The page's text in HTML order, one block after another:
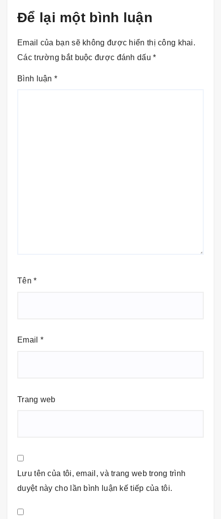
Để lại một bình luận
Email của bạn sẽ không được hiển thị công khai.
Các trường bắt buộc được đánh dấu*
Bình luận *
Tên*
Email *
Trang web
Lưu tên của tôi, email, và trang web trong trình
duyệt này cho lần bình luận kế tiếp của tôi.